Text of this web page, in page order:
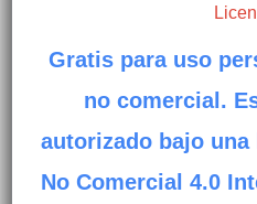
Gratis para uso
no comercial.
autorizado bajo
No Comercial 4.0